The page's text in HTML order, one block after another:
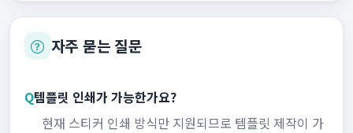
자주 묻는 질문
Q템플릿 인쇄가 가능한가요?
현재 스티커 인쇄 방식만 지원되므로 템플릿 제작이 가